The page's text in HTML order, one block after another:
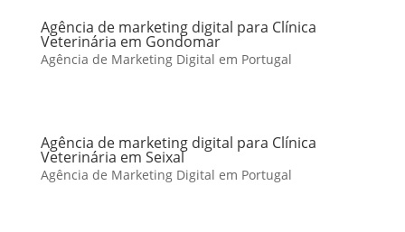
Agência de marketing digital para Clínica
Veterinária em Gondomar
Agência de Marketing Digital em Portugal
Agência de marketing digital para Clínica
Veterinária em Seixal
Agência de Marketing Digital em Portugal